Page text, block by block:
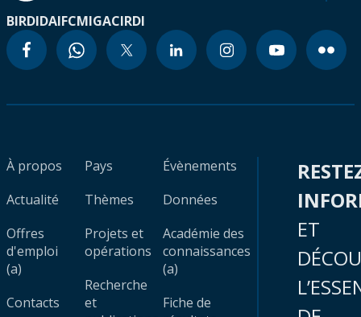
BIRDIDAIFCMIGACIRDI
À propos
Actualité
Offres
d'emploi
(a)
Contacts
Pays
Thèmes
Projets et
opérations
Recherche
et
Évènements
Données
Académie des
connaissances
(a)
Fiche de
ET